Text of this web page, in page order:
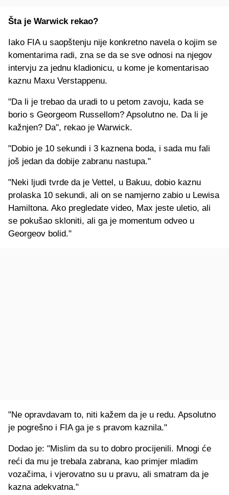
Šta je Warwick rekao?
Iako FIA u saopštenju nije konkretno navela o kojim se
komentarima radi, zna se da se sve odnosi na njegov
intervju za jednu kladionicu, u kome je komentarisao
kaznu Maxu Verstappenu.
"Da li je trebao da uradi to u petom zavoju, kada se
borio s Georgeom Russellom? Apsolutno ne. Da li je
kažnjen? Da", rekao je Warwick.
"Dobio je 10 sekundi i 3 kaznena boda, i sada mu fali
još jedan da dobije zabranu nastupa."
"Neki ljudi tvrde da je Vettel, u Bakuu, dobio kaznu
prolaska 10 sekundi, ali on se namjerno zabio u Lewisa
Hamiltona. Ako pregledate video, Max jeste uletio, ali
se pokušao skloniti, ali ga je momentum odveo u
Georgeov bolid."
"Ne opravdavam to, niti kažem da je u redu. Apsolutno
je pogrešno i FIA ga je s pravom kaznila."
Dodao je: "Mislim da su to dobro procijenili. Mnogi će
reći da mu je trebala zabrana, kao primjer mladim
vozačima, i vjerovatno su u pravu, ali smatram da je
kazna adekvatna."